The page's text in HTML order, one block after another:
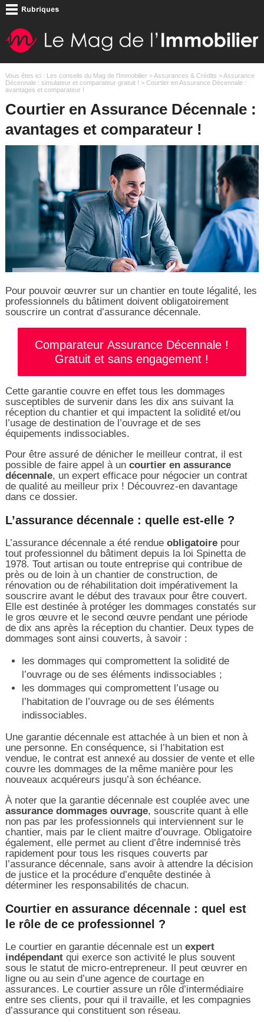
Vous êtes ici : Les conseils du Mag de l'Immobilier>Assurances & Crédits >Assurance
Décennale : simulateur et comparateur gratuit ! > Courtier en Assurance Décennale :
avantages et comparateur !
Courtier en Assurance Décennale :
avantages et comparateur !
Pour pouvoir œuvrer sur un chantier en toute légalité, les
professionnels du bâtiment doivent obligatoirement
souscrire un contrat d’assurance décennale.
Comparateur Assurance Décennale !
Gratuit et sans engagement !
Cette garantie couvre en effet tous les dommages
susceptibles de survenir dans les dix ans suivant la
réception du chantier et qui impactent la solidité et/ou
l’usage de destination de l’ouvrage et de ses
équipements indissociables.
Pour être assuré de dénicher le meilleur contrat, il est
possible de faire appel à un courtier en assurance
décennale, un expert efficace pour négocier un contrat
de qualité au meilleur prix ! Découvrez-en davantage
dans ce dossier.
L’assurance décennale : quelle est-elle ?
L’assurance décennale a été rendue obligatoirepour
tout professionnel du bâtiment depuis la loi Spinetta de
1978. Tout artisan ou toute entreprise qui contribue de
près ou de loin à un chantier de construction, de
rénovation ou de réhabilitation doit impérativement la
souscrire avant le début des travaux pour être couvert.
Elle est destinée à protéger les dommages constatés sur
le gros œuvre et le second œuvre pendant une période
de dix ans après la réception du chantier. Deux types de
dommages sont ainsi couverts, à savoir :
les dommages qui compromettent la solidité de
l’ouvrage ou de ses éléments indissociables ;
les dommages qui compromettent l’usage ou
l’habitation de l’ouvrage ou de ses éléments
indissociables.
Une garantie décennale est attachée à un bien et non à
une personne. En conséquence, si l’habitation est
vendue, le contrat est annexé au dossier de vente et elle
couvre les dommages de la même manière pour les
nouveaux acquéreurs jusqu’à son échéance.
À noter que la garantie décennale est couplée avec une
assurance dommages ouvrage, souscrite quant à elle
non pas par les professionnels qui interviennent sur le
chantier, mais par le client maitre d’ouvrage. Obligatoire
également, elle permet au client d’être indemnisé très
rapidement pour tous les risques couverts par
l’assurance décennale, sans avoir à attendre la décision
de justice et la procédure d’enquête destinée à
déterminer les responsabilités de chacun.
Courtier en assurance décennale : quel est
le rôle de ce professionnel ?
Le courtier en garantie décennale est un expert
indépendantqui exerce son activité le plus souvent
sous le statut de micro-entrepreneur. Il peut œuvrer en
ligne ou au sein d’une agence de courtage en
assurances. Le courtier assure un rôle d’intermédiaire
entre ses clients, pour qui il travaille, et les compagnies
d’assurance qui constituent son réseau.